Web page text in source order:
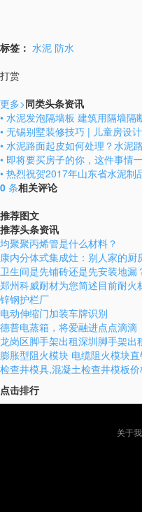
标签： 水泥 防水
打赏
更多>同类头条资讯
• 水泥发泡隔墙板 建筑用隔墙隔
• 无锡别墅装修技巧 | 儿童房设
• 水泥路面起皮如何处理？水泥
• 即将要买房子的你，这件事情
• 热烈祝贺2017年山东省水泥制
0 条相关评论
推荐图文
推荐头条资讯
均聚聚丙烯管是什么材料？
康内分体式集成灶：别人家的
卫生间是先铺砖还是先安装地漏
郑州科威耐材为您简述目前耐
锌钢护栏厂
电动伸缩门加装车牌识别
德普电蒸箱，将爱融进点点滴滴
龙岗区脚手架出租深圳脚手架出
膨胀型阻火模块 电缆阻火模块
检查井模具,混凝土检查井模板
点击排行
关于